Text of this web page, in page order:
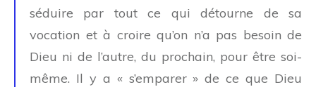
séduire par tout ce qui détourne de sa
vocation et à croire qu’on n’a pas besoin de
Dieu ni de l’autre, du prochain, pour être soi-
même. Il y a « s’emparer » de ce que Dieu